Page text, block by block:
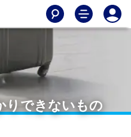
りできないもの